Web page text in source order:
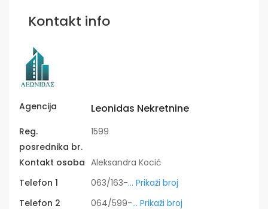
Kontakt info
Agencija Leonidas Nekretnine
Reg.
posrednika br.
1599
Kontakt osoba Aleksandra Kocić
Telefon 1
063/163-... Prikaži broj
Telefon 2
064/599-... Prikaži broj